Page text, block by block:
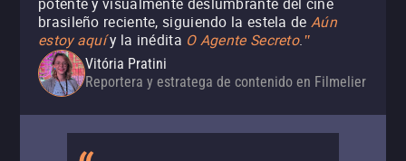
brasileño reciente, siguiendo la estela de Aún
estoy aquíy la inédita O Agente Secreto."
Vitória Pratini
Reportera y estratega de contenido en Filmelier